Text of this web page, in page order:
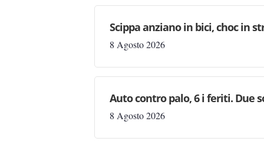
Scippa anziano in bici, choc in
8 Agosto 2026
Auto contro palo, 6 i feriti. Due
8 Agosto 2026